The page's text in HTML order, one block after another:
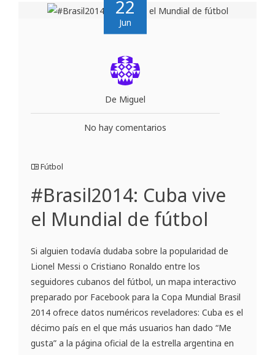
22
Jun
De Miguel
No hay comentarios
Fútbol
#Brasil2014: Cuba vive
el Mundial de fútbol
Si alguien todavía dudaba sobre la popularidad de
Lionel Messi o Cristiano Ronaldo entre los
seguidores cubanos del fútbol, un mapa interactivo
preparado por Facebook para la Copa Mundial Brasil
2014 ofrece datos numéricos reveladores: Cuba es el
décimo país en el que más usuarios han dado “Me
gusta” a la página oficial de la estrella argentina en